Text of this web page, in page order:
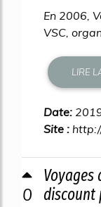
En 2006,
VSC,
LIRE
Date:
Site :
0
Voyages
discount